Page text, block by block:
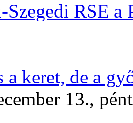
RSE a
a keret, de a
13.,